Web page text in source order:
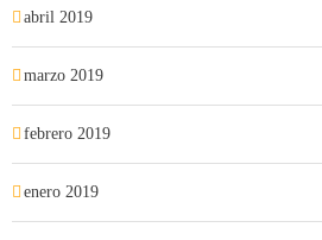
abril 2019
marzo 2019
febrero 2019
enero 2019